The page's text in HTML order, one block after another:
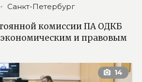
Санкт-Петербург
комиссии ПА ОДКБ
и правовым